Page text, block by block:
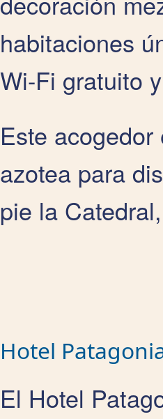
habitaciones
Wi-Fi gratuito
Este
azotea para
pie la
Hotel
El Hotel